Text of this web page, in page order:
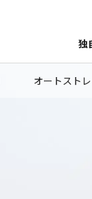
独
オートスト